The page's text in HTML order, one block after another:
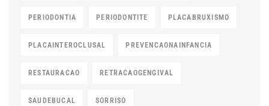
PERIODONTIA PERIODONTITE PLACABRUXISMO
PLACAINTEROCLUSAL PREVENCAONAINFANCIA
RESTAURACAO RETRACAOGENGIVAL
SAUDEBUCAL SORRISO